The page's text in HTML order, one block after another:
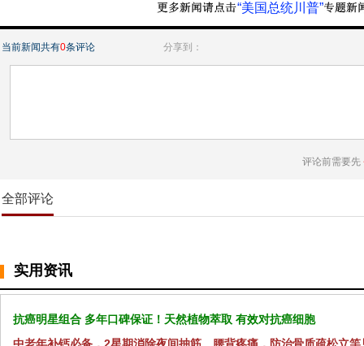
“美国总统川普”
当前新闻共有0条评论 分享到：
评论前需要先
全部评论
实用资讯
抗癌明星组合 多年口碑保证！天然植物萃取 有效对抗癌细胞